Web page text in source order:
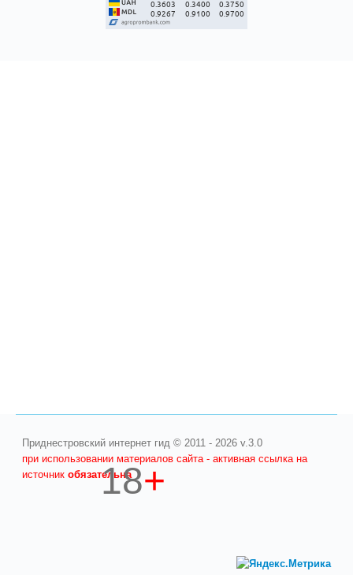
Приднестровский интернет гид © 2011 - 2026 v.3.0
при использовании материалов сайта - активная ссылка на
источникобязательна
18+